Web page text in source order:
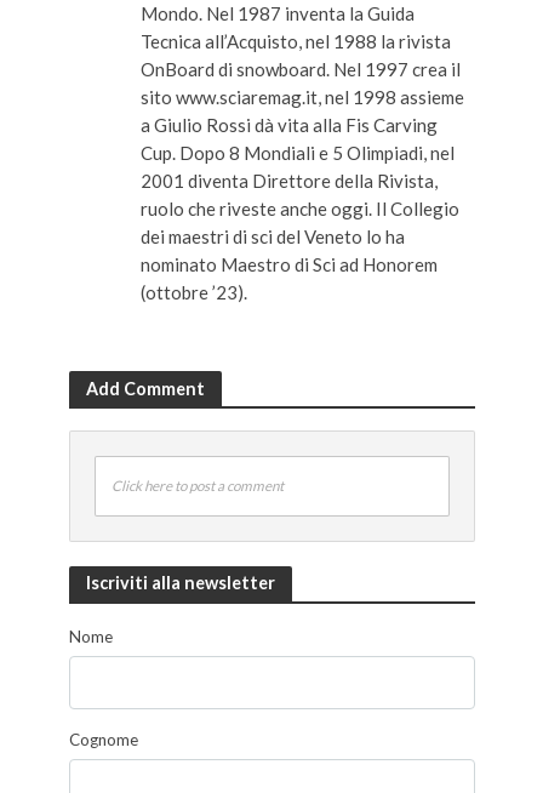
Mondo. Nel 1987 inventa la Guida
Tecnica all’Acquisto, nel 1988 la rivista
OnBoard di snowboard. Nel 1997 crea il
sito www.sciaremag.it, nel 1998 assieme
a Giulio Rossi dà vita alla Fis Carving
Cup. Dopo 8 Mondiali e 5 Olimpiadi, nel
2001 diventa Direttore della Rivista,
ruolo che riveste anche oggi. Il Collegio
dei maestri di sci del Veneto lo ha
nominato Maestro di Sci ad Honorem
(ottobre ’23).
Add Comment
Click here to post a comment
Iscriviti alla newsletter
Nome
Cognome